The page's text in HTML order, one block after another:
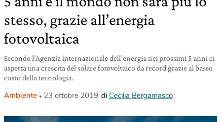
stesso, grazie all’energia
fotovoltaica
Secondo l’Agenzia internazionale dell’energia nei prossimi 5 anni ci
aspetta una crescita del solare fotovoltaico da record grazie al basso
costo della tecnologia.
Ambiente 23 ottobre 2019 di Cecilia Bergamasco